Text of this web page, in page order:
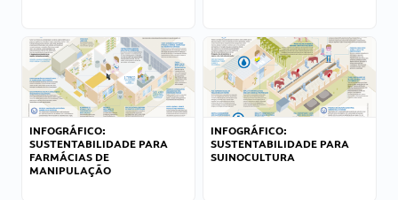
INFOGRÁFICO:
SUSTENTABILIDADE PARA
FARMÁCIAS DE
MANIPULAÇÃO
INFOGRÁFICO:
SUSTENTABILIDADE PARA
SUINOCULTURA